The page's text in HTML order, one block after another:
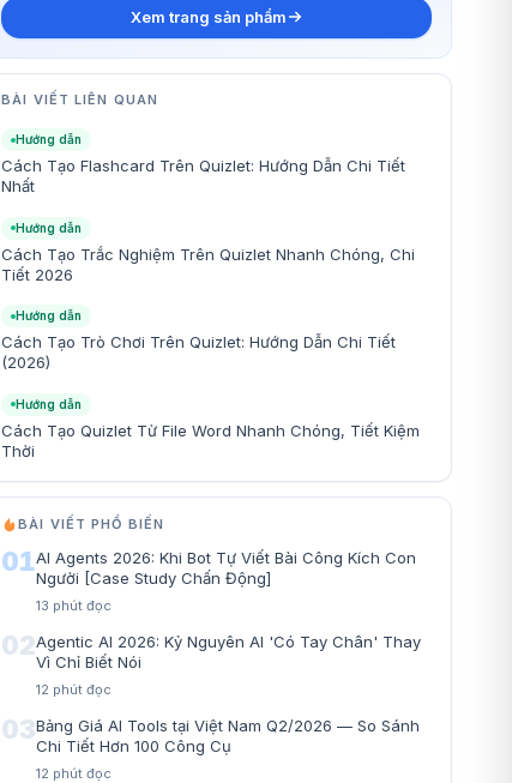
Xem trang sản phẩm
BÀI VIẾT LIÊN QUAN
Hướng dẫn
Cách Tạo Flashcard Trên Quizlet: Hướng Dẫn Chi Tiết
Nhất
Hướng dẫn
Cách Tạo Trắc Nghiệm Trên Quizlet Nhanh Chóng, Chi
Tiết 2026
Hướng dẫn
Cách Tạo Trò Chơi Trên Quizlet: Hướng Dẫn Chi Tiết
(2026)
Hướng dẫn
Cách Tạo Quizlet Từ File Word Nhanh Chóng, Tiết Kiệm
Thời
BÀI VIẾT PHỔ BIẾN
01AI Agents 2026: Khi Bot Tự Viết Bài Công Kích Con
Người [Case Study Chấn Động]
13 phút đọc
02Agentic AI 2026: Kỷ Nguyên AI 'Có Tay Chân' Thay
Vì Chỉ Biết Nói
12 phút đọc
03Bảng Giá AI Tools tại Việt Nam Q2/2026 — So Sánh
Chi Tiết Hơn 100 Công Cụ
12 phút đọc